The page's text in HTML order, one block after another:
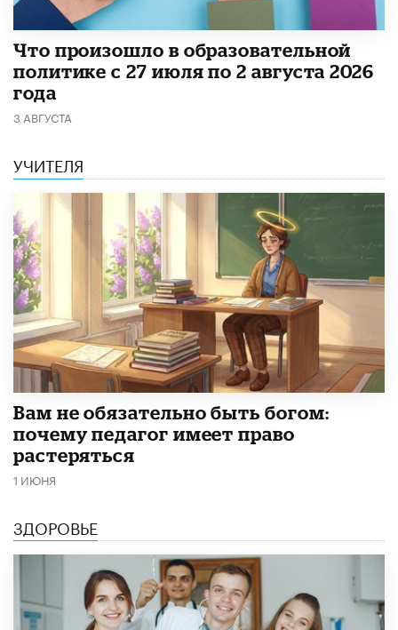
​Что произошло в образовательной
политике с 27 июля по 2 августа 2026
года
3 АВГУСТА
УЧИТЕЛЯ
​Вам не обязательно быть богом:
почему педагог имеет право
растеряться
1 ИЮНЯ
ЗДОРОВЬЕ